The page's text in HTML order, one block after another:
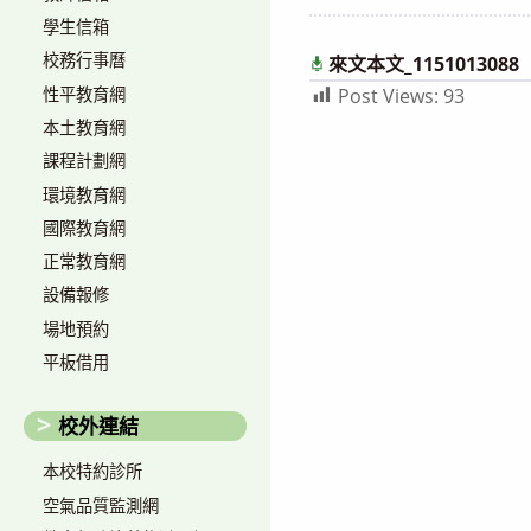
來文本文_1151013088
Post Views: 93
學生信箱
校務行事曆
性平教育網
本土教育網
課程計劃網
環境教育網
國際教育網
正常教育網
設備報修
場地預約
平板借用
校外連結
本校特約診所
空氣品質監測網